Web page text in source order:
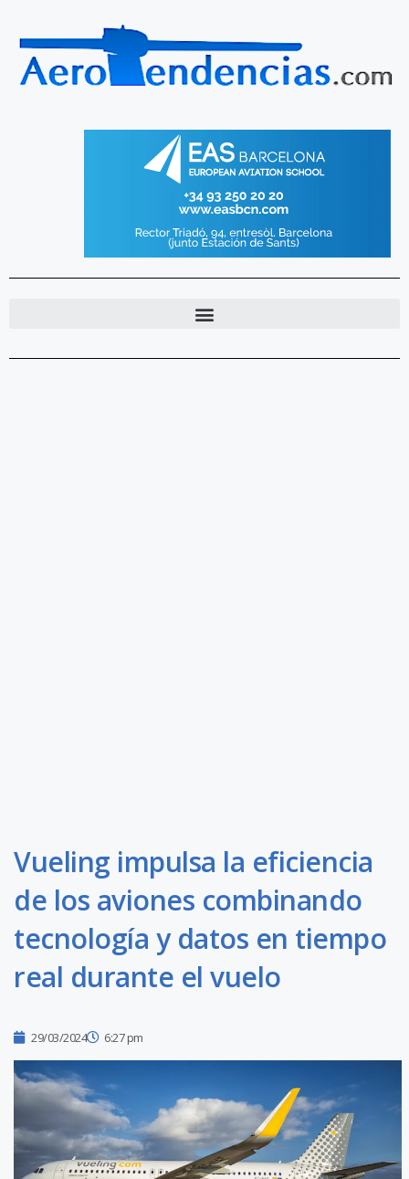
Vueling impulsa la eficiencia
de los aviones combinando
tecnología y datos en tiempo
real durante el vuelo
29/03/2024 6:27 pm